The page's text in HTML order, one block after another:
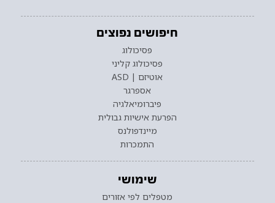
חיפושים נפוצים
פסיכולוג
פסיכולוג קליני
אוטיזם | ASD
אספרגר
פיברומיאלגיה
הפרעת אישיות גבולית
מיינדפולנס
התמכרות
שימושי
מטפלים לפי אזורים